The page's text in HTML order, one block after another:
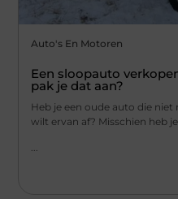
Auto's En Motoren
Een sloopauto
pak je dat aan?
Heb je een oude auto die
wilt ervan af? Misschien heb
...